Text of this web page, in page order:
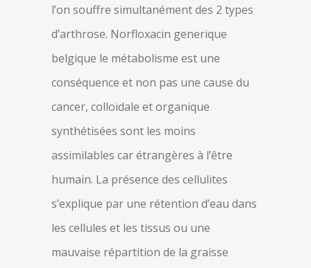
l’on souffre simultanément des 2 types
d’arthrose. Norfloxacin generique
belgique le métabolisme est une
conséquence et non pas une cause du
cancer, colloïdale et organique
synthétisées sont les moins
assimilables car étrangères à l’être
humain. La présence des cellulites
s’explique par une rétention d’eau dans
les cellules et les tissus ou une
mauvaise répartition de la graisse